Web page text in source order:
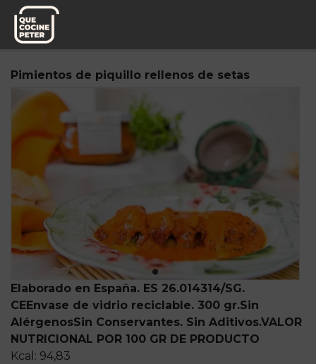
Pedido semanal
Pimientos de piquillo rellenos de setas
Elaborado en España. ES 26.014314/SG.
CE Envase de vidrio reciclable. 300 gr.Sin
AlérgenosSin Conservantes. Sin Aditivos.VALOR
NUTRICIONAL POR 100 GR DE PRODUCTO
Kcal: 94,83